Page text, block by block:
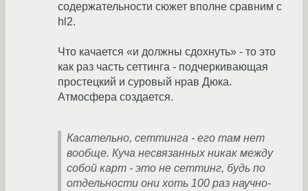
содержательности сюжет вполне сравним с
hl2.
Что качается «и должны сдохнуть» - то это
как раз часть сеттинга - подчеркивающая
простецкий и суровый нрав Дюка.
Атмосфера создается.
Касательно, сеттинга - его там нет
вообще. Куча несвязанных никак между
собой карт - это не сеттинг, будь по
отдельности они хоть 100 раз научно-